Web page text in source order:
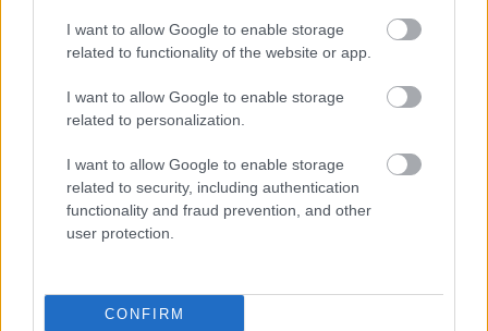
I want to allow Google to enable storage
related to functionality of the website or app.
I want to allow Google to enable storage
related to personalization.
I want to allow Google to enable storage
related to security, including authentication
functionality and fraud prevention, and other
user protection.
CONFIRM
, 17 Μαΐου 2018 || Επικαιρότητα